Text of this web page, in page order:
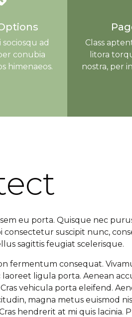
ad
conubia
himenaeos.
Class
litora
nostra, per
eu porta. Quisque nec
consectetur suscipit nunc,
sagittis feugiat scelerisque.
fermentum consequat.
laoreet ligula porta. Aenean
vehicula porta eleifend.
magna metus euismod
hendrerit at mi quis lacinia.